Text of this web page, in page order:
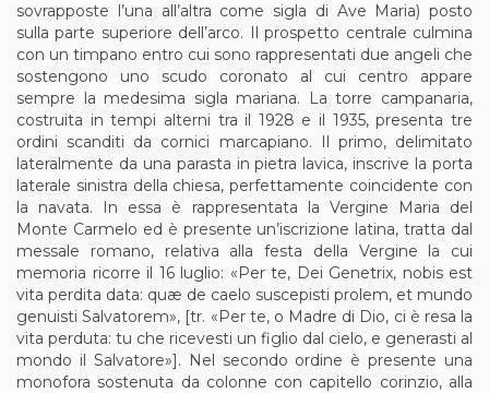
sovrapposte l’una all’altra come sigla di Ave Maria) posto
sulla parte superiore dell’arco. Il prospetto centrale culmina
con un timpano entro cui sono rappresentati due angeli che
sostengono uno scudo coronato al cui centro appare
sempre la medesima sigla mariana. La torre campanaria,
costruita in tempi alterni tra il 1928 e il 1935, presenta tre
ordini scanditi da cornici marcapiano. Il primo, delimitato
lateralmente da una parasta in pietra lavica, inscrive la porta
laterale sinistra della chiesa, perfettamente coincidente con
la navata. In essa è rappresentata la Vergine Maria del
Monte Carmelo ed è presente un’iscrizione latina, tratta dal
messale romano, relativa alla festa della Vergine la cui
memoria ricorre il 16 luglio: «Per te, Dei Genetrix, nobis est
vita perdita data: quæ de caelo suscepisti prolem, et mundo
genuisti Salvatorem», [tr. «Per te, o Madre di Dio, ci è resa la
vita perduta: tu che ricevesti un figlio dal cielo, e generasti al
mondo il Salvatore»]. Nel secondo ordine è presente una
monofora sostenuta da colonne con capitello corinzio, alla